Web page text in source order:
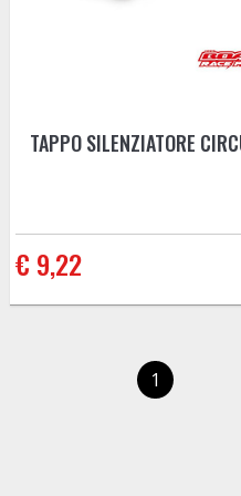
TAPPO SILENZIATORE
€ 9,22
1